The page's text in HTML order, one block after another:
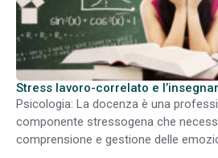
Stress lavoro-correlato e
Psicologia: La docenza è una
componente stressogena che
comprensione e gestione delle